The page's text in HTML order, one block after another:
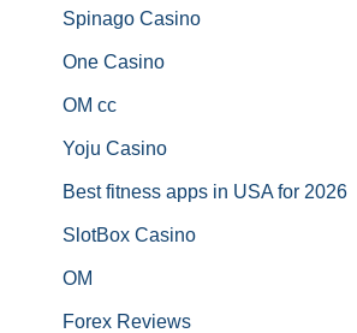
Spinago Casino
One Casino
OM cc
Yoju Casino
Best fitness apps in USA for 2026
SlotBox Casino
OM
Forex Reviews